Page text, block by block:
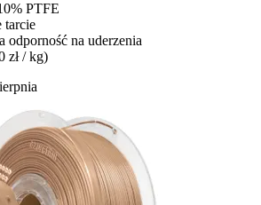
PTFE
tarcie
odporność na uderzenia
zł / kg)